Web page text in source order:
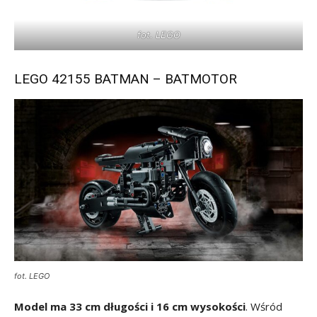
fot. LEGO
LEGO 42155 BATMAN – BATMOTOR
fot. LEGO
Model ma 33 cm długości i 16 cm wysokości. Wśród